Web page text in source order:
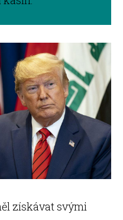
získávat svými